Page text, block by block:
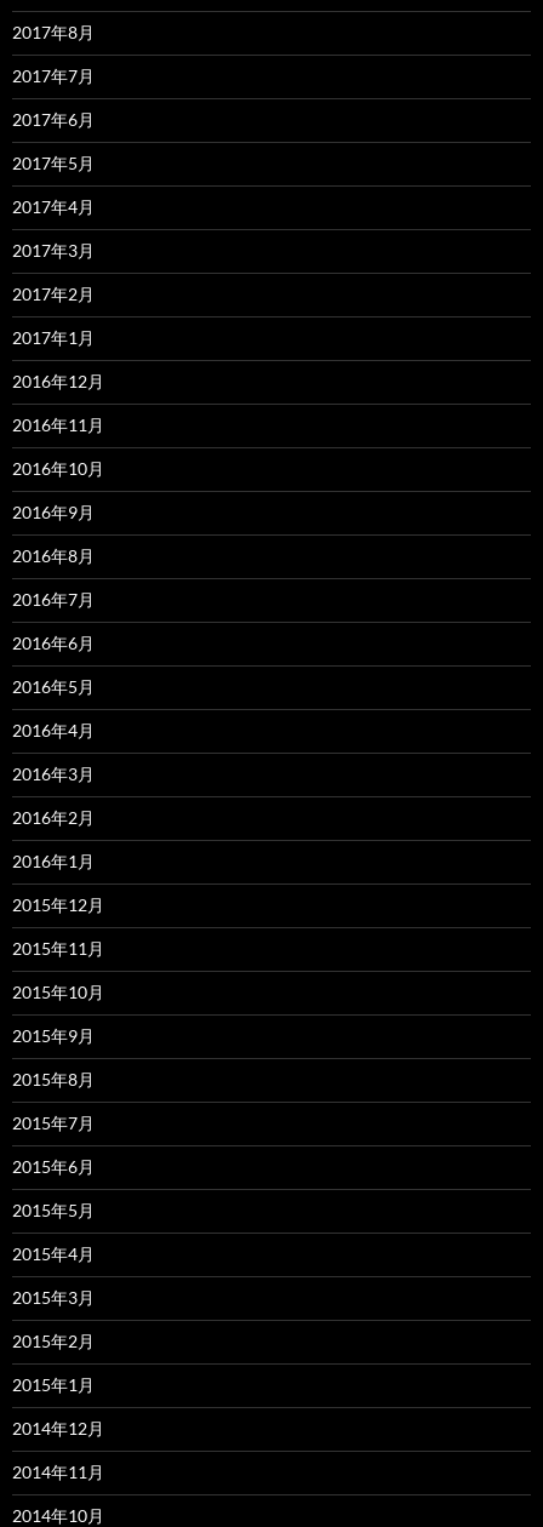
2017年8月
2017年7月
2017年6月
2017年5月
2017年4月
2017年3月
2017年2月
2017年1月
2016年12月
2016年11月
2016年10月
2016年9月
2016年8月
2016年7月
2016年6月
2016年5月
2016年4月
2016年3月
2016年2月
2016年1月
2015年12月
2015年11月
2015年10月
2015年9月
2015年8月
2015年7月
2015年6月
2015年5月
2015年4月
2015年3月
2015年2月
2015年1月
2014年12月
2014年11月
2014年10月